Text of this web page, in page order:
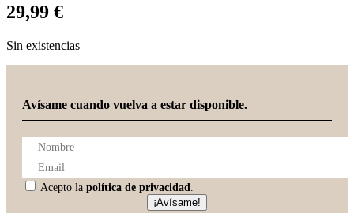
29,99 €
Sin existencias
Avísame cuando vuelva a estar disponible.
Acepto la política de privacidad.
¡Avísame!